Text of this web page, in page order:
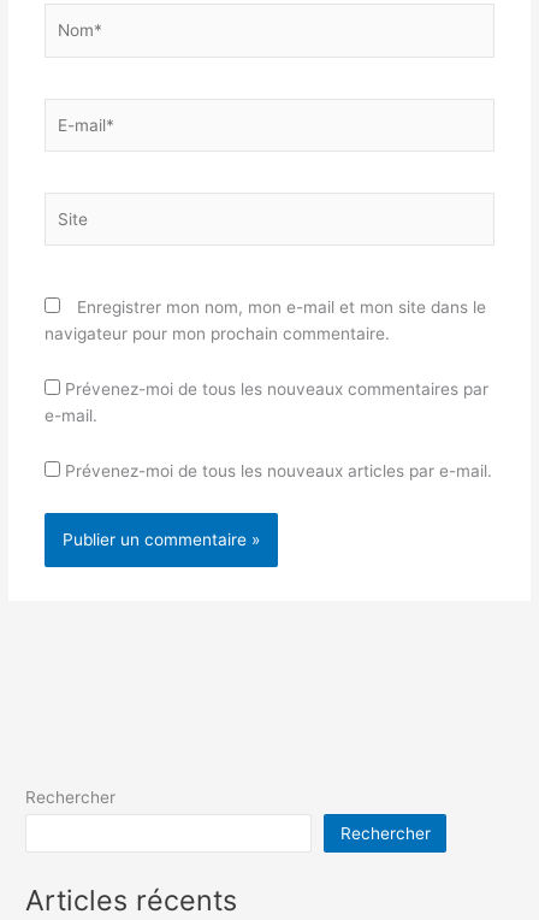
mail*
Enregistrer mon nom, mon e-mail et mon site dans le
navigateur pour mon prochain commentaire.
Prévenez-moi de tous les nouveaux commentaires par
e-mail.
Prévenez-moi de tous les nouveaux articles par e-mail.
Rechercher
Rechercher
Articles récents